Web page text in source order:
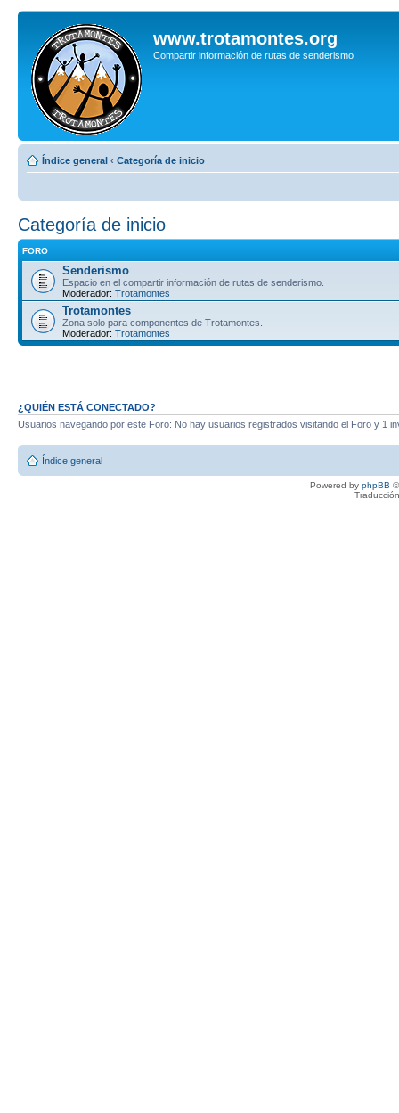
www.trotamontes.org
Compartir información de rutas de senderismo
Índice general ‹ Categoría de inicio
Categoría de inicio
FORO
Senderismo
Espacio en el compartir información de rutas de senderismo.
Moderador: Trotamontes
Trotamontes
Zona solo para componentes de Trotamontes.
Moderador: Trotamontes
¿QUIÉN ESTÁ CONECTADO?
Usuarios navegando por este Foro: No hay usuarios registrados visitando el Foro y 1
Índice general
Powered by phpBB